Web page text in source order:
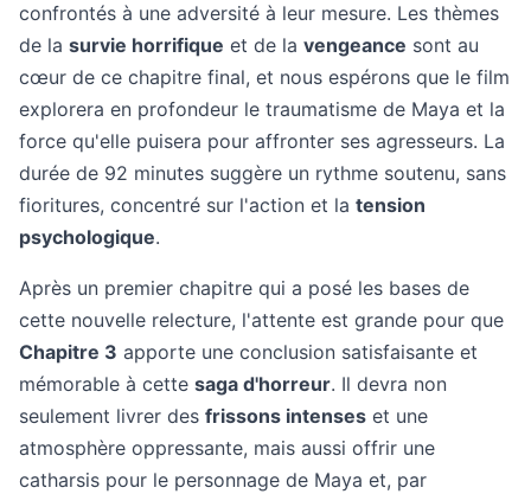
confrontés à une adversité à leur mesure. Les thèmes
de la survie horrifique et de la vengeance sont au
cœur de ce chapitre final, et nous espérons que le film
explorera en profondeur le traumatisme de Maya et la
force qu'elle puisera pour affronter ses agresseurs. La
durée de 92 minutes suggère un rythme soutenu, sans
fioritures, concentré sur l'action et la tension
psychologique.
Après un premier chapitre qui a posé les bases de
cette nouvelle relecture, l'attente est grande pour que
Chapitre 3 apporte une conclusion satisfaisante et
mémorable à cette saga d'horreur. Il devra non
seulement livrer des frissons intenses et une
atmosphère oppressante, mais aussi offrir une
catharsis pour le personnage de Maya et, par